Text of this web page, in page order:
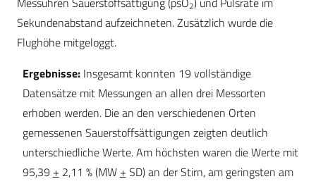
2
Sekundenabstand aufzeichneten. Zusätzlich wurde die
Flughöhe mitgeloggt.
Ergebnisse:Insgesamt konnten 19 vollständige
Datensätze mit Messungen an allen drei Messorten
erhoben werden. Die an den verschiedenen Orten
gemessenen Sauerstoffsättigungen zeigten deutlich
unterschiedliche Werte. Am höchsten waren die Werte mit
95,39 + 2,11 % (MW + SD) an der Stirn, am geringsten am